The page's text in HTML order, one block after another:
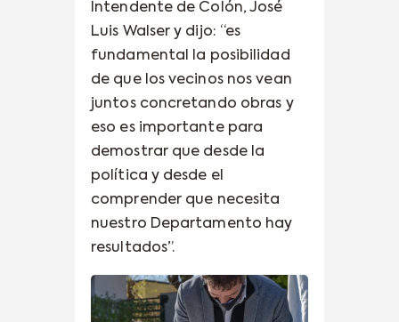
Intendente de Colón, José
Luis Walser y dijo: “es
fundamental la posibilidad
de que los vecinos nos vean
juntos concretando obras y
eso es importante para
demostrar que desde la
política y desde el
comprender que necesita
nuestro Departamento hay
resultados”.